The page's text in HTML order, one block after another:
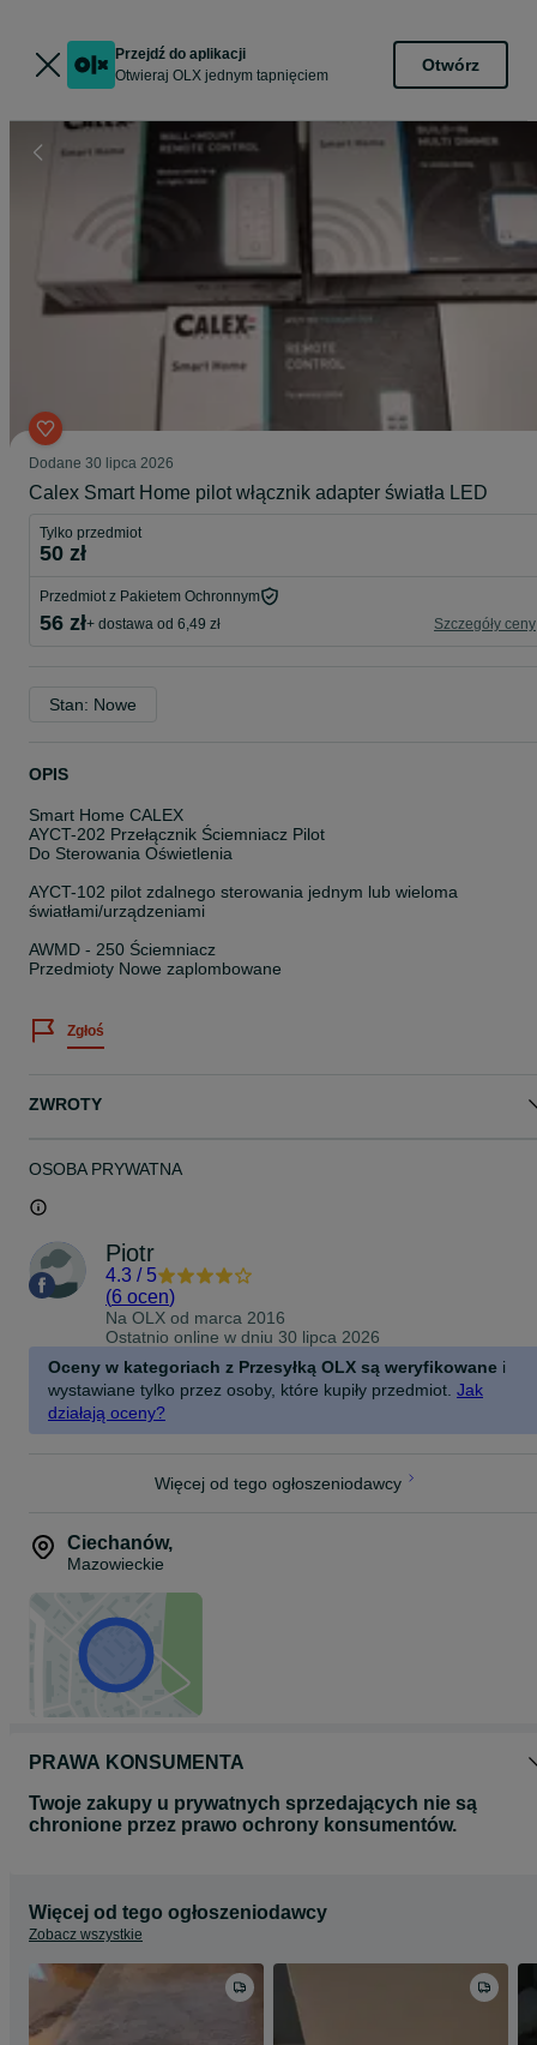
Przejdź do aplikacji
Otwieraj OLX jednym tapnięciem
Otwórz
Dodane 30 lipca 2026
Calex Smart Home pilot włącznik adapter światła LED
Tylko przedmiot
50 zł
Przedmiot z Pakietem Ochronnym
56 zł+ dostawa od 6,49 zł Szczegóły ceny
Stan: Nowe
OPIS
Smart Home CALEX
AYCT-202 Przełącznik Ściemniacz Pilot
Do Sterowania Oświetlenia
AYCT-102 pilot zdalnego sterowania jednym lub wieloma
światłami/urządzeniami
AWMD - 250 Ściemniacz
Przedmioty Nowe zaplombowane
Zgłoś
ZWROTY
OSOBA PRYWATNA
Piotr
4.3 / 5
(6 ocen)
Na OLX od marca 2016
Ostatnio online w dniu 30 lipca 2026
Oceny w kategoriach z Przesyłką OLX są weryfikowane i
wystawiane tylko przez osoby, które kupiły przedmiot. Jak
działają oceny?
Więcej od tego ogłoszeniodawcy
Ciechanów,
Mazowieckie
PRAWA KONSUMENTA
Twoje zakupy u prywatnych sprzedających nie są
chronione przez prawo ochrony konsumentów.
Więcej od tego ogłoszeniodawcy
Zobacz wszystkie